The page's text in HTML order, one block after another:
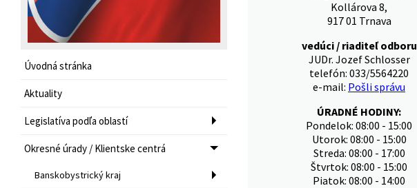
Úvodná stránka
Aktuality
Legislatíva podľa oblastí
Okresné úrady / Klientske centrá
Banskobystrický kraj
Kollárova 8,
917 01 Trnava
vedúci / riaditeľ odboru
JUDr. Jozef Schlosser
telefón: 033/5564220
e-mail: Pošli správu
ÚRADNÉ HODINY:
Pondelok: 08:00 - 15:00
Utorok: 08:00 - 15:00
Streda: 08:00 - 17:00
Štvrtok: 08:00 - 15:00
Piatok: 08:00 - 14:00